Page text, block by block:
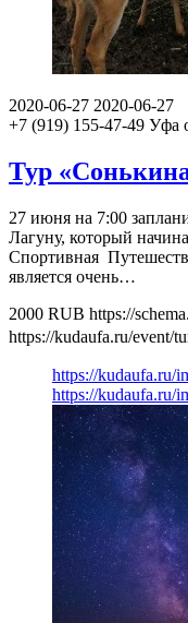
2020-06-27 2020-06-27
+7 (919) 155-47-49 Уфа
Тур
27 июня на 7:00
Лагуну, который
Спортивная
является очень…
2000 RUB https://
https://kudaufa.ru/event/
https://kudaufa.ru/
https://kudaufa.ru/